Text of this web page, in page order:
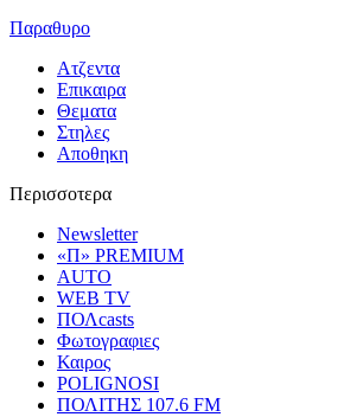
Παραθυρο
Ατζεντα
Επικαιρα
Θεματα
Στηλες
Αποθηκη
Περισσοτερα
Newsletter
«Π» PREMIUM
AUTO
WEB TV
ΠΟΛcasts
Φωτογραφιες
Καιρος
POLIGNOSI
ΠΟΛΙΤΗΣ 107.6 FM